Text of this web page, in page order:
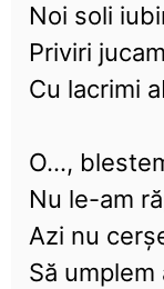
Noi soli
Priviri
Cu lacrimi
O...,
Nu le-am
Azi nu
Să